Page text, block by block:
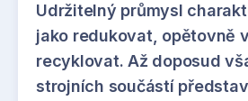
Udržitelný průmysl
jako redukovat, opětovně
recyklovat. Až doposud
strojních součástí